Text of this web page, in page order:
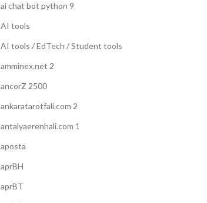
ai chat bot python 9
AI tools
AI tools / EdTech / Student tools
amminex.net 2
ancorZ 2500
ankaratarotfali.com 2
antalyaerenhali.com 1
aposta
aprBH
aprBT